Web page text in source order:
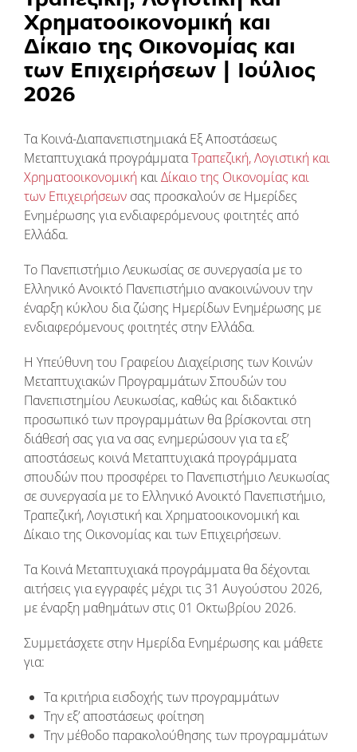
Χρηματοοικονομική και
Δίκαιο της Οικονομίας και
των Επιχειρήσεων | Ιούλιος
2026
Τα Κοινά-Διαπανεπιστημιακά Εξ Αποστάσεως
Μεταπτυχιακά προγράμματαΤραπεζική, Λογιστική και
ΧρηματοοικονομικήκαιΔίκαιο της Οικονομίας και
των Επιχειρήσεωνσας προσκαλούν σε Ημερίδες
Ενημέρωσης για ενδιαφερόμενους φοιτητές από
Ελλάδα.
Το Πανεπιστήμιο Λευκωσίας σε συνεργασία με το
Ελληνικό Ανοικτό Πανεπιστήμιο ανακοινώνουν την
έναρξη κύκλου δια ζώσης Ημερίδων Ενημέρωσης με
ενδιαφερόμενους φοιτητές στην Ελλάδα.
Η Υπεύθυνη του Γραφείου Διαχείρισης των Κοινών
Μεταπτυχιακών Προγραμμάτων Σπουδών του
Πανεπιστημίου Λευκωσίας, καθώς και διδακτικό
προσωπικό των προγραμμάτων θα βρίσκονται στη
διάθεσή σας για να σας ενημερώσουν για τα εξ’
αποστάσεως κοινά Μεταπτυχιακά προγράμματα
σπουδών που προσφέρει το Πανεπιστήμιο Λευκωσίας
σε συνεργασία με το Ελληνικό Ανοικτό Πανεπιστήμιο,
Τραπεζική, Λογιστική και Χρηματοοικονομική και
Δίκαιο της Οικονομίας και των Επιχειρήσεων.
Τα Κοινά Μεταπτυχιακά προγράμματα θα δέχονται
αιτήσεις για εγγραφές μέχρι τις 31 Αυγούστου 2026,
με έναρξη μαθημάτων στις 01 Οκτωβρίου 2026.
Συμμετάσχετε στην Ημερίδα Ενημέρωσης και μάθετε
για:
Τα κριτήρια εισδοχής των προγραμμάτων
Την εξ’ αποστάσεως φοίτηση
Την μέθοδο παρακολούθησης των προγραμμάτων